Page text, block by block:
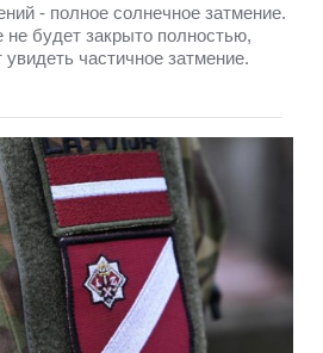
- полное солнечное затмение.
будет закрыто полностью,
частичное затмение.